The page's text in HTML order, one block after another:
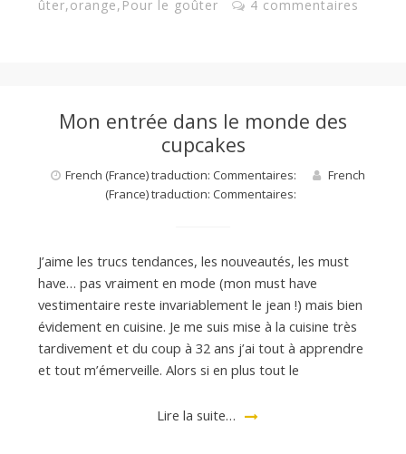
ûter,orange, Pour le goûter 4 commentaires
Mon entrée dans le monde des
cupcakes
French (France) traduction: Commentaires:
French
(France) traduction: Commentaires:
J’aime les trucs tendances, les nouveautés, les must
have… pas vraiment en mode (mon must have
vestimentaire reste invariablement le jean !) mais bien
évidement en cuisine. Je me suis mise à la cuisine très
tardivement et du coup à 32 ans j’ai tout à apprendre
et tout m’émerveille. Alors si en plus tout le
Lire la suite…